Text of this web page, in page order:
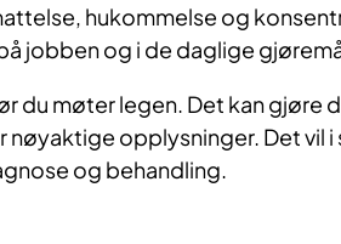
hukommelse og
jobben og i de daglige
du møter legen. Det kan gjøre
nøyaktige opplysninger. Det vil i
og behandling.